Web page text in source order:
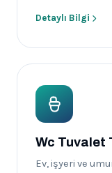
Detaylı Bilgi
Wc Tuvalet
Ev, işyeri ve